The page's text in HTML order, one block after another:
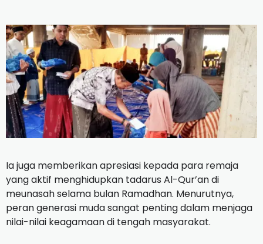
Ia juga memberikan apresiasi kepada para remaja
yang aktif menghidupkan tadarus Al-Qur’an di
meunasah selama bulan Ramadhan. Menurutnya,
peran generasi muda sangat penting dalam menjaga
nilai-nilai keagamaan di tengah masyarakat.